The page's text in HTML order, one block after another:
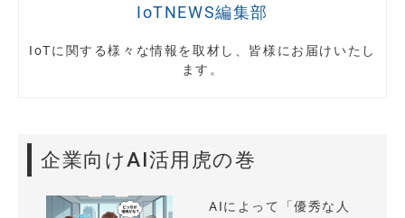
IoTNEWS編集部
IoTに関する様々な情報を取材し、皆様にお届けいたし
ます。
企業向けAI活用虎の巻
AIによって「優秀な人